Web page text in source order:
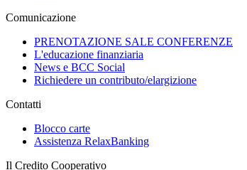
Comunicazione
PRENOTAZIONE SALE CONFERENZE
L'educazione finanziaria
News e BCC Social
Richiedere un contributo/elargizione
Contatti
Blocco carte
Assistenza RelaxBanking
Il Credito Cooperativo